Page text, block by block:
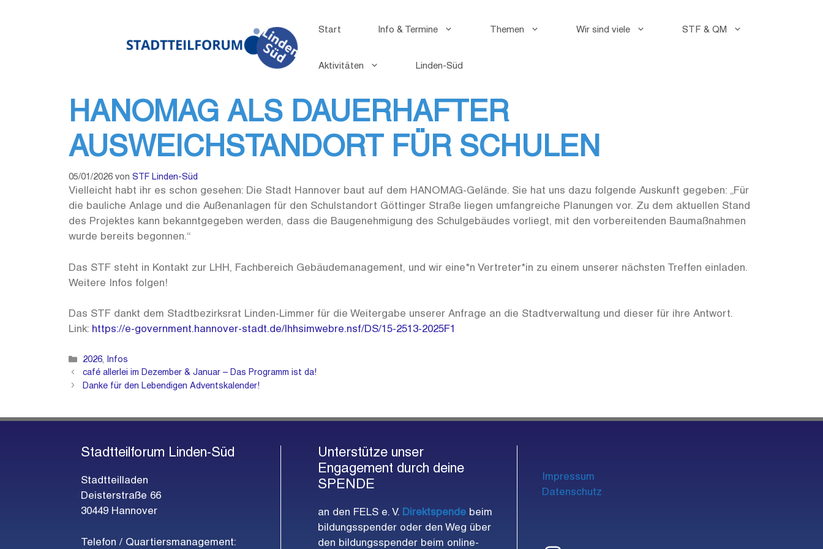
Start Info & Termine Themen Wir sind viele STF & QM
Aktivitäten Linden-Süd
HANOMAG ALS DAUERHAFTER
AUSWEICHSTANDORT FÜR SCHULEN
05/01/2026 von STF Linden-Süd
Vielleicht habt ihr es schon gesehen: Die Stadt Hannover baut auf dem HANOMAG-Gelände. Sie hat uns dazu folgende Auskunft gegeben: „Für
die bauliche Anlage und die Außenanlagen für den Schulstandort Göttinger Straße liegen umfangreiche Planungen vor. Zu dem aktuellen Stand
des Projektes kann bekanntgegeben werden, dass die Baugenehmigung des Schulgebäudes vorliegt, mit den vorbereitenden Baumaßnahmen
wurde bereits begonnen.“
Das STF steht in Kontakt zur LHH, Fachbereich Gebäudemanagement, und wir eine*n Vertreter*in zu einem unserer nächsten Treffen einladen.
Weitere Infos folgen!
Das STF dankt dem Stadtbezirksrat Linden-Limmer für die Weitergabe unserer Anfrage an die Stadtverwaltung und dieser für ihre Antwort.
Link: https://e-government.hannover-stadt.de/lhhsimwebre.nsf/DS/15-2513-2025F1
Kategorien
2026,
Infos
café allerlei im Dezember & Januar – Das Programm ist da!
Danke für den Lebendigen Adventskalender!
Stadtteilforum Linden-Süd
Stadtteilladen
Deisterstraße 66
30449 Hannover
Telefon / Quartiersmanagement:
Unterstütze unser
Engagement durch deine
SPENDE
an den FELS e. V. Direktspende beim
bildungsspender oder den Weg über
den bildungsspender beim online-
Impressum
Datenschutz